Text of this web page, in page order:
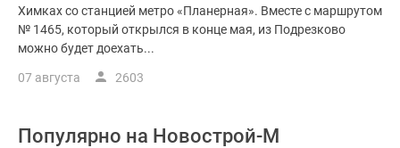
Химках со станцией метро «Планерная». Вместе с маршрутом
№ 1465, который открылся в конце мая, из Подрезково
можно будет доехать...
07 августа 2603
Популярно на Новострой-М